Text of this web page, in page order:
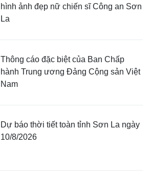
hình ảnh đẹp nữ chiến sĩ Công an Sơn
La
Thông cáo đặc biệt của Ban Chấp
hành Trung ương Đảng Cộng sản Việt
Nam
Dự báo thời tiết toàn tỉnh Sơn La ngày
10/8/2026